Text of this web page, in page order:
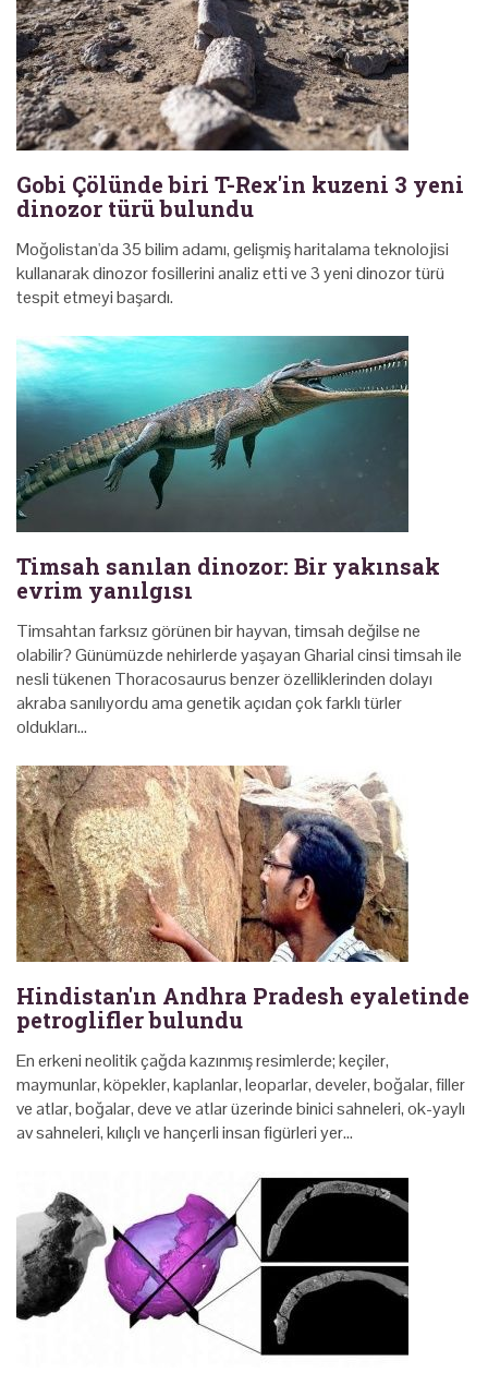
Gobi Çölünde biri T-Rex'in kuzeni 3 yeni
dinozor türü bulundu
Moğolistan'da 35 bilim adamı, gelişmiş haritalama teknolojisi
kullanarak dinozor fosillerini analiz etti ve 3 yeni dinozor türü
tespit etmeyi başardı.
Timsah sanılan dinozor: Bir yakınsak
evrim yanılgısı
Timsahtan farksız görünen bir hayvan, timsah değilse ne
olabilir? Günümüzde nehirlerde yaşayan Gharial cinsi timsah ile
nesli tükenen Thoracosaurus benzer özelliklerinden dolayı
akraba sanılıyordu ama genetik açıdan çok farklı türler
oldukları…
Hindistan'ın Andhra Pradesh eyaletinde
petroglifler bulundu
En erkeni neolitik çağda kazınmış resimlerde; keçiler,
maymunlar, köpekler, kaplanlar, leoparlar, develer, boğalar, filler
ve atlar, boğalar, deve ve atlar üzerinde binici sahneleri, ok-yaylı
av sahneleri, kılıçlı ve hançerli insan figürleri yer…